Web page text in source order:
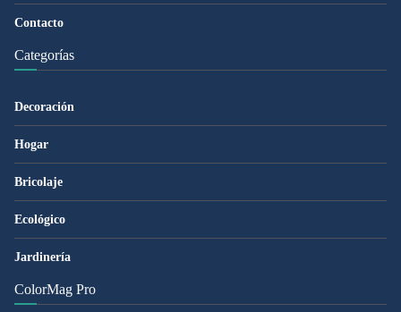
Contacto
Categorías
Decoración
Hogar
Bricolaje
Ecológico
Jardinería
ColorMag Pro